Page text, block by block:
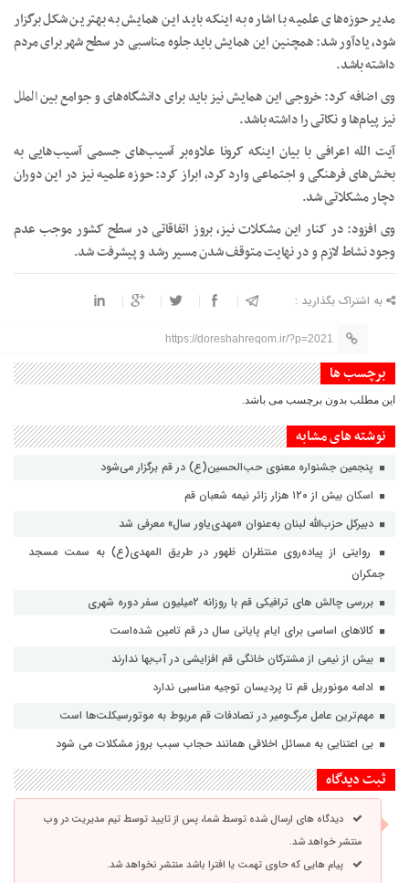
مدیر حوزه‌های علمیه با اشاره به اینکه باید این همایش به بهترین شکل برگزار
شود، یادآور شد: همچنین این همایش باید جلوه مناسبی در سطح شهر برای مردم
داشته باشد.
وی اضافه کرد: خروجی این همایش نیز باید برای دانشگاه‌های و جوامع بینالملل
نیز پیام‌ها و نکاتی را داشته باشد.
آیت الله اعرافی با بیان اینکه کرونا علاوه‌بر آسیب‌های جسمی آسیب‌هایی به
بخش‌های فرهنگی و اجتماعی وارد کرد، ابراز کرد: حوزه علمیه نیز در این دوران
دچار مشکلاتی شد.
وی افزود: در کنار این مشکلات نیز، بروز اتفاقاتی در سطح کشور موجب عدم
وجود نشاط لازم و در نهایت متوقف شدن مسیر رشد و پیشرفت شد.
به اشتراک بگذارید :
https://doreshahreqom.ir/?p=2021
برچسب ها
این مطلب بدون برچسب می باشد.
نوشته های مشابه
پنجمین جشنواره معنوی حب‌الحسین(ع) در قم برگزار می‌شود
اسکان بیش از ۱۲۰ هزار زائر نیمه شعبان قم
دبیرکل حزب‌الله لبنان به‌عنوان «مهدی‌یاور سال» معرفی شد
روایتی از پیاده‌روی منتظران ظهور در طریق المهدی(ع) به سمت مسجد
جمکران
بررسی چالش های ترافیکی قم با روزانه ۲میلیون سفر دوره شهری
کالاهای اساسی برای ایام پایانی سال در قم تامین شده‌است
بیش از نیمی از مشترکان خانگی قم افزایشی در آب‌بها ندارند
ادامه مونوریل قم تا پردیسان توجیه مناسبی ندارد
مهم‌ترین عامل مرگ‌ومیر در تصادفات قم مربوط به موتورسیکلت‌ها است
بی اعتنایی به مسائل اخلاقی همانند حجاب سبب بروز مشکلات می شود
ثبت دیدگاه
دیدگاه های ارسال شده توسط شما، پس از تایید توسط تیم مدیریت در وب
منتشر خواهد شد.
پیام هایی که حاوی تهمت یا افترا باشد منتشر نخواهد شد.